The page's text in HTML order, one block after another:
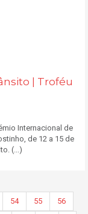
| Troféu
Internacional de
de 12 a 15 de
(...)
54 55 56